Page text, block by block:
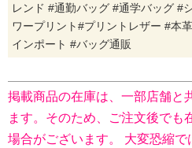
レンド #通勤バッグ #通学バッグ #
ワープリント#プリントレザー #本
インポート #バッグ通販
掲載商品の在庫は、一部店舗と
ます。そのため、ご注文後でも
場合がございます。 大変恐縮